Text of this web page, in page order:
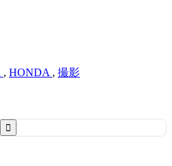
, HONDA , 撮影